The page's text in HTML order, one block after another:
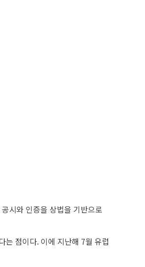
시와 인증을 상법을 기반으로
는 점이다. 이에 지난해 7월 유럽